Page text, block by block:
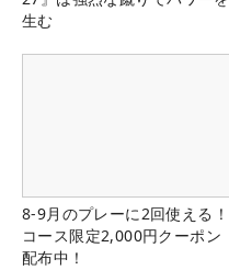
生む
8-9月のプレーに2回使える！
コース限定2,000円クーポン
配布中！